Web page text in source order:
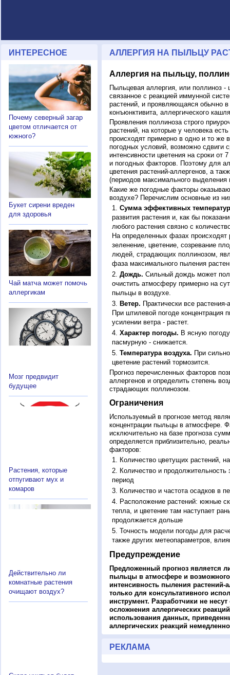
ИНТЕРЕСНОЕ
Почему северный загар
цветом отличается от
южного?
Букет сирени вреден
для здоровья
Чай матча может помочь
аллергикам
Мозг предвидит
будущее
Растения, которые
отпугивают мух и
комаров
Действительно ли
комнатные растения
очищают воздух?
АЛЛЕРГИЯ НА ПЫЛЬЦУ
Аллергия на пыльцу,
Пыльцевая аллергия, или поллиноз -
связанное с реакцией иммунной
растений, и проявляющаяся обычно
конъюнктивита, аллергического
Проявления поллиноза строго
растений, на которые у человека
происходят примерно в одно и то же
погодных условий, возможно сдвиги
интенсивности цветения на сроки от
и погодных факторов. Поэтому для
цветения растений-аллергенов, а
(периодов максимального
Какие же погодные факторы
воздухе? Перечислим основные из
Сумма эффективных
развития растения и, как бы
любого растения связно с
На определенных фазах происходят
зеленение, цветение, созревание
людей, страдающих поллинозом,
фаза максимального пыления
Дождь. Сильный дождь может
очистить атмосферу примерно на
пыльцы в воздухе.
Ветер. Практически все
При штилевой погоде
усилении ветра - растет.
Характер погоды. В ясную
пасмурную - снижается.
Температура воздуха. При
цветение растений тормозится.
Прогноз перечисленных факторов
аллергенов и определить степень
страдающих поллинозом.
Ограничения
Используемый в прогнозе метод
концентрации пыльцы в атмосфере.
исключительно на базе прогноза
определяется приблизительно,
факторов:
Количество цветущих растений,
Количество и продолжительность
период
Количество и частота осадков в
Расположение растений: южные
тепла, и цветение там наступает
продолжается дольше
Точность модели погоды для
также других метеопараметров,
Предупреждение
Предложенный прогноз является
пыльцы в атмосфере и
интенсивность пыления растений-
только для консультативного
инструмент. Разработчики не
осложнения аллергических
использования данных,
аллергических реакций
РЕКЛАМА